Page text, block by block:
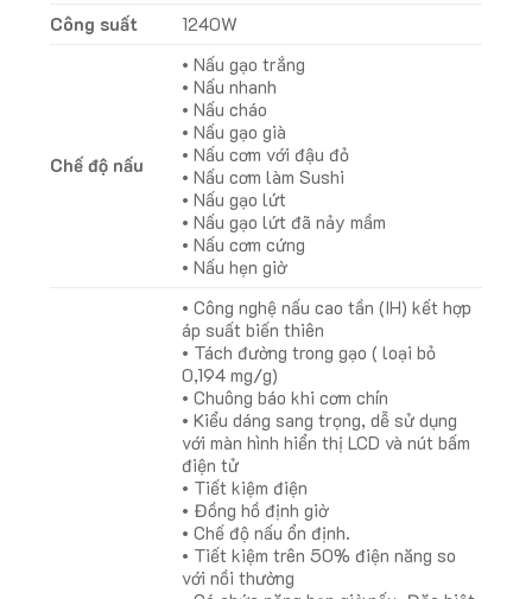
Công suất
1240W
Chế độ nấu
• Nấu gạo trắng
• Nấu nhanh
• Nấu cháo
• Nấu gạo già
• Nấu cơm với đậu đỏ
• Nấu cơm làm Sushi
• Nấu gạo lứt
• Nấu gạo lứt đã nảy mầm
• Nấu cơm cứng
• Nấu hẹn giờ
• Công nghệ nấu cao tần (IH) kết hợp
áp suất biến thiên
• Tách đường trong gạo ( loại bỏ
0,194 mg/g)
• Chuông báo khi cơm chín
• Kiểu dáng sang trọng, dễ sử dụng
với màn hình hiển thị LCD và nút bấm
điện tử
• Tiết kiệm điện
• Đồng hồ định giờ
• Chế độ nấu ổn định.
• Tiết kiệm trên 50% điện năng so
với nồi thường